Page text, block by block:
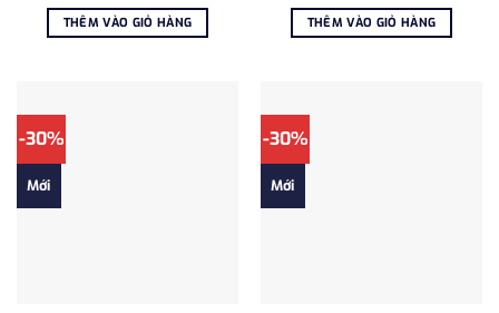
là:
595.000₫.
tại
THÊM VÀO GIỎ HÀNG là:
1.850.000₫.
THÊM VÀO GIỎ HÀNG
-30%
Mới
-30%
Mới